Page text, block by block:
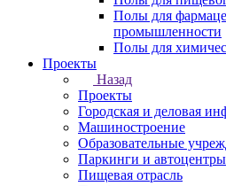
Полы для
промышленности
Полы для
Проекты
Назад
Проекты
Городская и деловая
Машиностроение
Образовательные
Паркинги и автоцентры
Пищевая отрасль